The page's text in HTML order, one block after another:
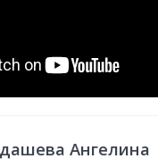
Ангелина